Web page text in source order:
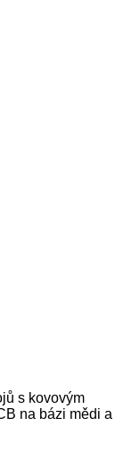
s kovovým
na bázi mědi a